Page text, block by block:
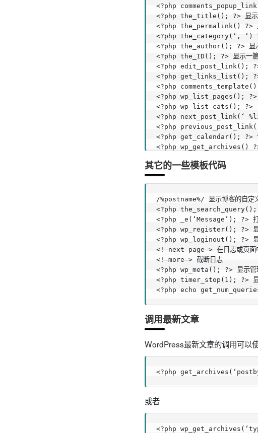
<?php
<?php the_title(); ?> 显示一
<?php the_permalink() ?> 显
<?php the_category(‘, ‘) ?>
<?php the_author(); ?> 显示
<?php the_ID(); ?> 显示一篇
<?php edit_post_link(); ?>
<?php get_links_list(); ?>
<?php
<?php wp_list_pages(); ?>
<?php wp_list_cats(); ?> 显
<?php next_post_link(‘
<?php
<?php get_calendar(); ?>
<?php wp_get_archives() ?>
<?php
其它的一些模板代码
/%postname%/ 显示博客的自定
<?php the_search_query();
<?php _e(‘Message’); ?> 打
<?php wp_register(); ?> 显
<?php wp_loginout(); ?> 显
<!–next page–> 在日志或页面
<!–more–> 截断日志
<?php wp_meta(); ?> 显示管
<?php timer_stop(1); ?> 显
<?php echo
调用最新文章
WordPress最新文章的调用可以
<?php
或者
<?php